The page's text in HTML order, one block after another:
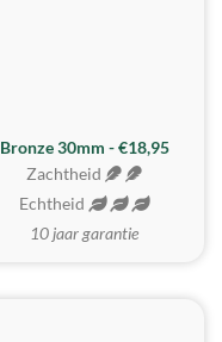
BESTE KOOP
Bronze 30mm - €18,95
Zachtheid
Echtheid
10 jaar garantie